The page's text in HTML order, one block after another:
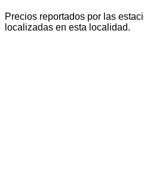
Precios reportados por las
localizadas en esta localidad.